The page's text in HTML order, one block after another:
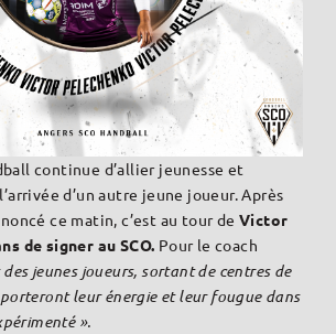
continue d’allier jeunesse et
d’un autre jeune joueur. Après
ce matin, c’est au tour de Victor
de signer au SCO. Pour le coach
des jeunes joueurs, sortant de centres de
leur énergie et leur fougue dans
».